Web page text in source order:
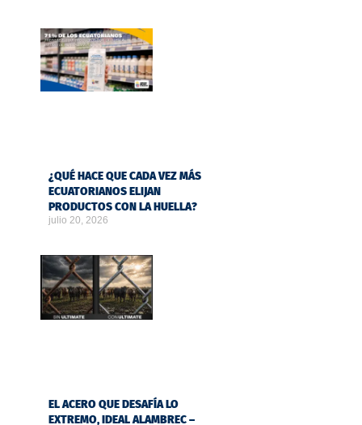
¿QUÉ HACE QUE CADA VEZ MÁS
ECUATORIANOS ELIJAN
PRODUCTOS CON LA HUELLA?
julio 20, 2026
EL ACERO QUE DESAFÍA LO
EXTREMO, IDEAL ALAMBREC –